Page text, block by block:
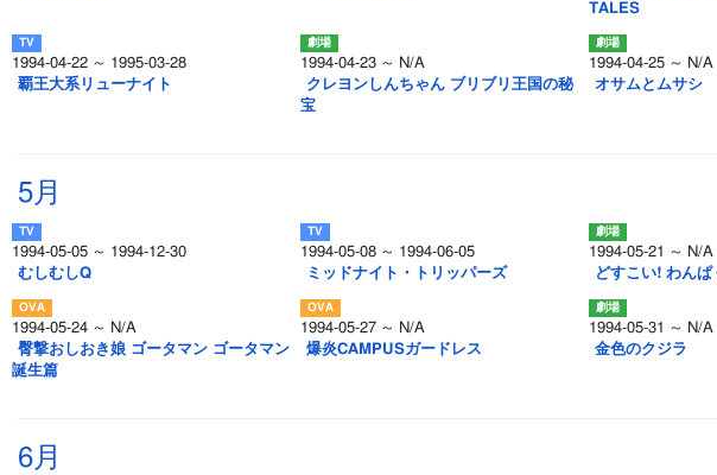
TALES
1994-04-22 ～ 1995-03-28
覇王大系リューナイト
1994-04-23 ～ N/A
クレヨンしんちゃん ブリブリ王国の秘
宝
1994-04-25 ～ N/A
オサムとムサシ
5月
1994-05-05 ～ 1994-12-30
むしむしQ
1994-05-08 ～ 1994-06-05
ミッドナイト・トリッパーズ
1994-05-21 ～ N/A
どすこい! わんぱ
1994-05-24 ～ N/A
臀撃おしおき娘 ゴータマン ゴータマン
誕生篇
1994-05-27 ～ N/A
爆炎CAMPUSガードレス
1994-05-31 ～ N/A
金色のクジラ
6月